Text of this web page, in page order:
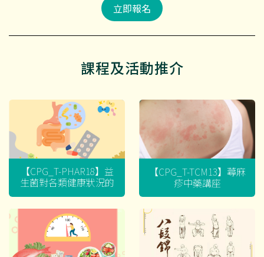
立即報名
課程及活動推介
【CPG_T-PHAR18】益
生菌對各類健康狀況的
迷思
【CPG_T-TCM13】蕁麻
疹中藥講座